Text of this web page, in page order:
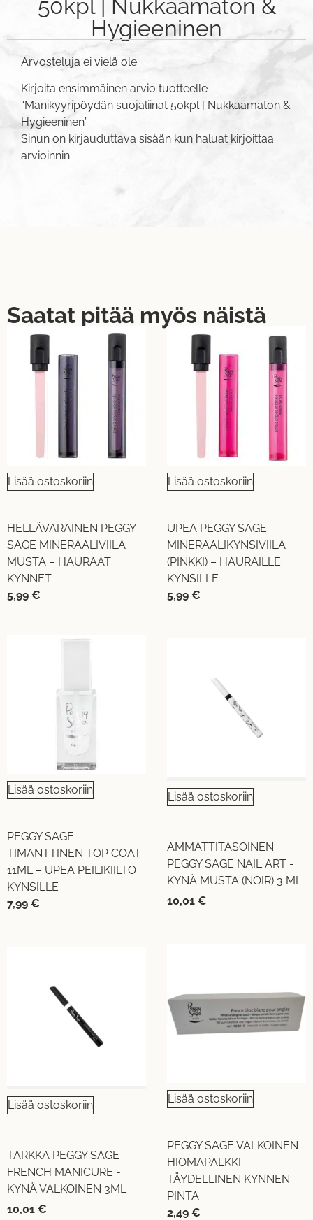
50kpl | Nukkaamaton &
Hygieeninen
Arvosteluja ei vielä ole
Kirjoita ensimmäinen arvio tuotteelle
“Manikyyripöydän suojaliinat 50kpl | Nukkaamaton &
Hygieeninen”
Sinun on kirjauduttava sisään kun haluat kirjoittaa
arvioinnin.
Saatat pitää myös näistä
Lisää ostoskoriin
HELLÄVARAINEN PEGGY
SAGE MINERAALIVIILA
MUSTA – HAURAAT
KYNNET
5,99 €
Lisää ostoskoriin
UPEA PEGGY SAGE
MINERAALIKYNSIVIILA
(PINKKI) – HAURAILLE
KYNSILLE
5,99 €
Lisää ostoskoriin
PEGGY SAGE
TIMANTTINEN TOP COAT
11ML – UPEA PEILIKIILTO
KYNSILLE
7,99 €
Lisää ostoskoriin
AMMATTITASOINEN
PEGGY SAGE NAIL ART -
KYNÄ MUSTA (NOIR) 3 ML
10,01 €
Lisää ostoskoriin
TARKKA PEGGY SAGE
FRENCH MANICURE -
KYNÄ VALKOINEN 3ML
10,01 €
Lisää ostoskoriin
PEGGY SAGE VALKOINEN
HIOMAPALKKI –
TÄYDELLINEN KYNNEN
PINTA
2,49 €